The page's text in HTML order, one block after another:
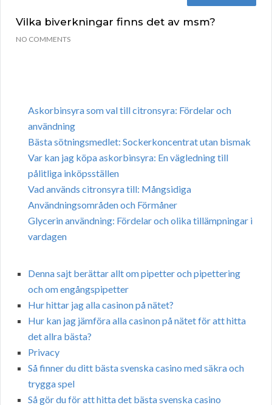
Vilka biverkningar finns det av msm?
NO COMMENTS
Askorbinsyra som val till citronsyra: Fördelar och
användning
Bästa sötningsmedlet: Sockerkoncentrat utan bismak
Var kan jag köpa askorbinsyra: En vägledning till
pålitliga inköpsställen
Vad används citronsyra till: Mångsidiga
Användningsområden och Förmåner
Glycerin användning: Fördelar och olika tillämpningar i
vardagen
Denna sajt berättar allt om pipetter och pipettering
och om engångspipetter
Hur hittar jag alla casinon på nätet?
Hur kan jag jämföra alla casinon på nätet för att hitta
det allra bästa?
Privacy
Så finner du ditt bästa svenska casino med säkra och
trygga spel
Så gör du för att hitta det bästa svenska casino